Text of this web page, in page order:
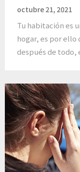
octubre 21, 2021
Tu habitación es
hogar, es por
después de